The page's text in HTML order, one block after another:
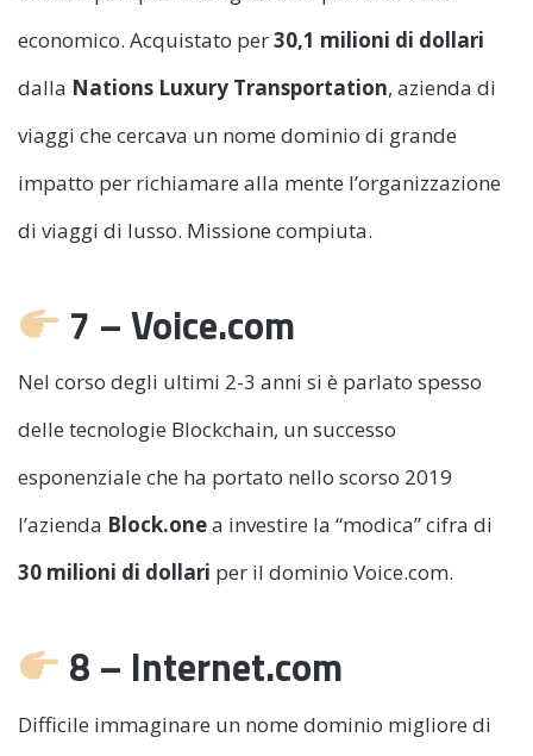
economico. Acquistato per30,1 milioni di dollari
dalla Nations Luxury Transportation, azienda di
viaggi che cercava un nome dominio di grande
impatto per richiamare alla mente l’organizzazione
di viaggi di lusso. Missione compiuta.
7 – Voice.com
Nel corso degli ultimi 2-3 anni si è parlato spesso
delle tecnologie Blockchain, un successo
esponenziale che ha portato nello scorso 2019
l’azienda Block.onea investire la “modica” cifra di
30 milioni di dollari per il dominio Voice.com.
8 – Internet.com
Difficile immaginare un nome dominio migliore di